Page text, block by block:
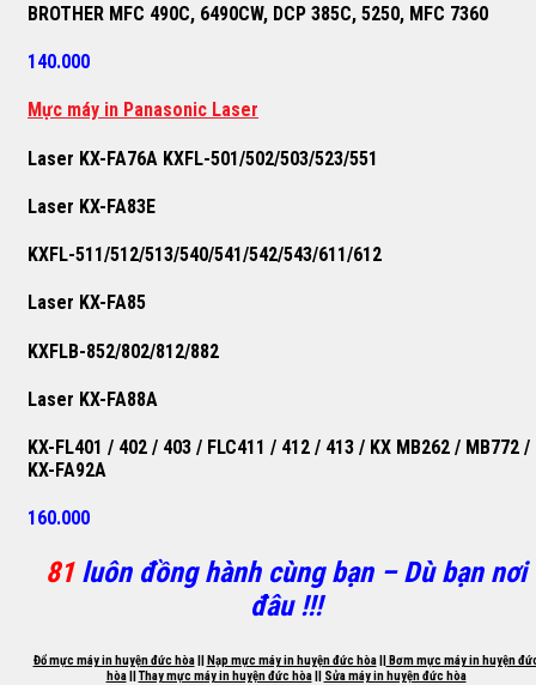
BROTHER MFC 490C, 6490CW, DCP 385C, 5250, MFC 7360
140.000
Mực máy in Panasonic Laser
Laser KX-FA76A KXFL-501/502/503/523/551
Laser KX-FA83E
KXFL-511/512/513/540/541/542/543/611/612
Laser KX-FA85
KXFLB-852/802/812/882
Laser KX-FA88A
KX-FL401 / 402 / 403 / FLC411 / 412 / 413 / KX MB262 / MB772 /
KX-FA92A
160.000
81luôn đồng hành cùng bạn – Dù bạn nơi
đâu !!!
Đổ mực máy in huyện đức hòa||Nạp mực máy in huyện đức hòa||Bơm mực máy in huyện
hòa||Thay mực máy in huyện đức hòa|| Sửa máy in huyện đức hòa